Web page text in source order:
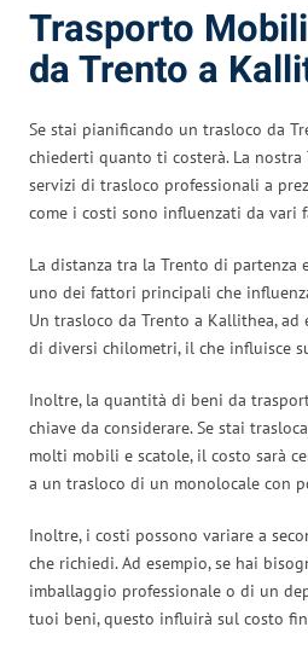
Trasporto
da Trento a
Se stai pianificando un trasloco da
chiederti quanto ti costerà. La nostra
servizi di trasloco professionali a
come i costi sono influenzati da vari
La distanza tra la Trento di partenza
uno dei fattori principali che
Un trasloco da Trento a Kallithea,
di diversi chilometri, il che influisce
Inoltre, la quantità di beni da
chiave da considerare. Se stai
molti mobili e scatole, il costo sarà
a un trasloco di un monolocale con
Inoltre, i costi possono variare a
che richiedi. Ad esempio, se hai
imballaggio professionale o di un
tuoi beni, questo influirà sul costo